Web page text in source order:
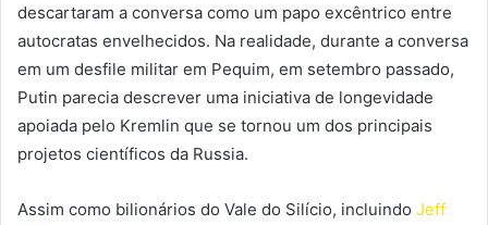
descartaram a conversa como um papo excêntrico entre
autocratas envelhecidos. Na realidade, durante a conversa
em um desfile militar em Pequim, em setembro passado,
Putin parecia descrever uma iniciativa de longevidade
apoiada pelo Kremlin que se tornou um dos principais
projetos científicos da Russia.
Assim como bilionários do Vale do Silício, incluindo Jeff